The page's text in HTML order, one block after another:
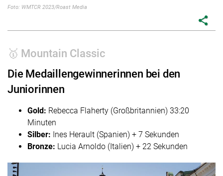
Foto: WMTCR 2023/Roast Media
share
🥇 Mountain Classic
Die Medaillengewinnerinnen bei den
Juniorinnen
Gold: Rebecca Flaherty (Großbritannien) 33:20
Minuten
Silber: Ines Herault (Spanien) + 7 Sekunden
Bronze: Lucia Arnoldo (Italien) + 22 Sekunden